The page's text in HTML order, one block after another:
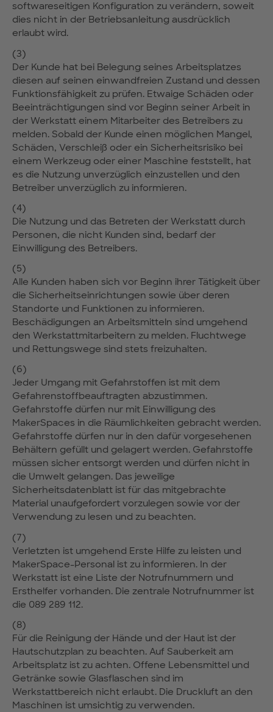
softwareseitigen Konfiguration zu verändern, soweit
dies nicht in der Betriebsanleitung ausdrücklich
erlaubt wird.
(3)
Der Kunde hat bei Belegung seines Arbeitsplatzes
diesen auf seinen einwandfreien Zustand und dessen
Funktionsfähigkeit zu prüfen. Etwaige Schäden oder
Beeinträchtigungen sind vor Beginn seiner Arbeit in
der Werkstatt einem Mitarbeiter des Betreibers zu
melden. Sobald der Kunde einen möglichen Mangel,
Schäden, Verschleiß oder ein Sicherheitsrisiko bei
einem Werkzeug oder einer Maschine feststellt, hat
es die Nutzung unverzüglich einzustellen und den
Betreiber unverzüglich zu informieren.
(4)
Die Nutzung und das Betreten der Werkstatt durch
Personen, die nicht Kunden sind, bedarf der
Einwilligung des Betreibers.
(5)
Alle Kunden haben sich vor Beginn ihrer Tätigkeit über
die Sicherheitseinrichtungen sowie über deren
Standorte und Funktionen zu informieren.
Beschädigungen an Arbeitsmitteln sind umgehend
den Werkstattmitarbeitern zu melden. Fluchtwege
und Rettungswege sind stets freizuhalten.
(6)
Jeder Umgang mit Gefahrstoffen ist mit dem
Gefahrenstoffbeauftragten abzustimmen.
Gefahrstoffe dürfen nur mit Einwilligung des
MakerSpaces in die Räumlichkeiten gebracht werden.
Gefahrstoffe dürfen nur in den dafür vorgesehenen
Behältern gefüllt und gelagert werden. Gefahrstoffe
müssen sicher entsorgt werden und dürfen nicht in
die Umwelt gelangen. Das jeweilige
Sicherheitsdatenblatt ist für das mitgebrachte
Material unaufgefordert vorzulegen sowie vor der
Verwendung zu lesen und zu beachten.
(7)
Verletzten ist umgehend Erste Hilfe zu leisten und
MakerSpace-Personal ist zu informieren. In der
Werkstatt ist eine Liste der Notrufnummern und
Ersthelfer vorhanden. Die zentrale Notrufnummer ist
die 089 289 112.
(8)
Für die Reinigung der Hände und der Haut ist der
Hautschutzplan zu beachten. Auf Sauberkeit am
Arbeitsplatz ist zu achten. Offene Lebensmittel und
Getränke sowie Glasflaschen sind im
Werkstattbereich nicht erlaubt. Die Druckluft an den
Maschinen ist umsichtig zu verwenden.